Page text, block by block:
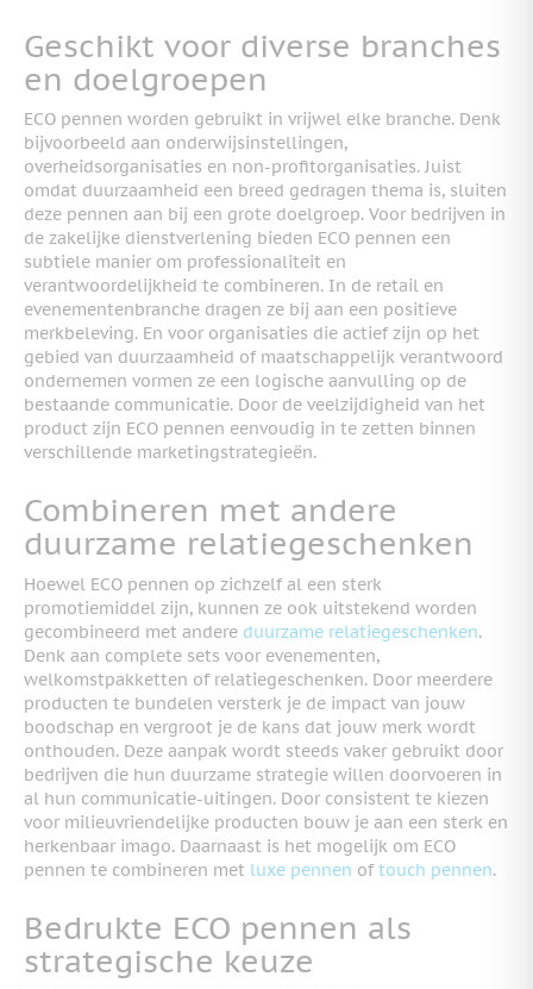
Geschikt voor diverse branches
en doelgroepen
ECO pennen worden gebruikt in vrijwel elke branche. Denk
bijvoorbeeld aan onderwijsinstellingen,
overheidsorganisaties en non-profitorganisaties. Juist
omdat duurzaamheid een breed gedragen thema is, sluiten
deze pennen aan bij een grote doelgroep. Voor bedrijven in
de zakelijke dienstverlening bieden ECO pennen een
subtiele manier om professionaliteit en
verantwoordelijkheid te combineren. In de retail en
evenementenbranche dragen ze bij aan een positieve
merkbeleving. En voor organisaties die actief zijn op het
gebied van duurzaamheid of maatschappelijk verantwoord
ondernemen vormen ze een logische aanvulling op de
bestaande communicatie. Door de veelzijdigheid van het
product zijn ECO pennen eenvoudig in te zetten binnen
verschillende marketingstrategieën.
Combineren met andere
duurzame relatiegeschenken
Hoewel ECO pennen op zichzelf al een sterk
promotiemiddel zijn, kunnen ze ook uitstekend worden
gecombineerd met andere duurzame relatiegeschenken.
Denk aan complete sets voor evenementen,
welkomstpakketten of relatiegeschenken. Door meerdere
producten te bundelen versterk je de impact van jouw
boodschap en vergroot je de kans dat jouw merk wordt
onthouden. Deze aanpak wordt steeds vaker gebruikt door
bedrijven die hun duurzame strategie willen doorvoeren in
al hun communicatie-uitingen. Door consistent te kiezen
voor milieuvriendelijke producten bouw je aan een sterk en
herkenbaar imago. Daarnaast is het mogelijk om ECO
pennen te combineren met luxe pennen oftouch pennen.
Bedrukte ECO pennen als
strategische keuze